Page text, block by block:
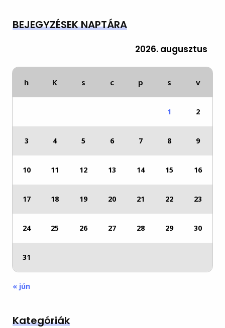
BEJEGYZÉSEK NAPTÁRA
2026. augusztus
h K s c p s v
1 2
3 4 5 6 7 8 9
10 11 12 13 14 15 16
17 18 19 20 21 22 23
24 25 26 27 28 29 30
31
« jún
Kategóriák